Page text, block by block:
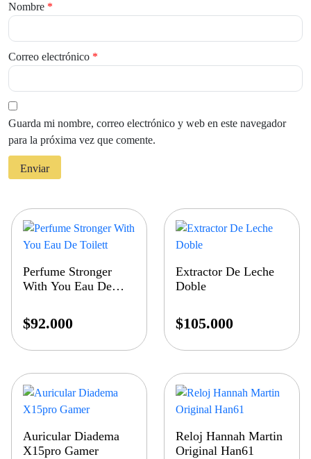
Nombre *
Correo electrónico *
Guarda mi nombre, correo electrónico y web en este navegador
para la próxima vez que comente.
Perfume Stronger
With You Eau De
$92.000
Extractor De Leche
Doble
$105.000
Auricular Diadema
X15pro Gamer
Reloj Hannah Martin
Original Han61